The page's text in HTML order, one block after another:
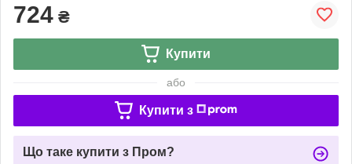
724 ₴
Купити
або
Купити з
Що таке купити з Пром?